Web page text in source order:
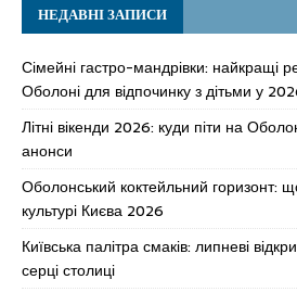
НЕДАВНІ ЗАПИСИ
Сімейні гастро-мандрівки: найкращі
Оболоні для відпочинку з дітьми у
Літні вікенди 2026: куди піти на
анонси
Оболонський коктейльний горизонт:
культурі Києва 2026
Київська палітра смаків: липневі
серці столиці